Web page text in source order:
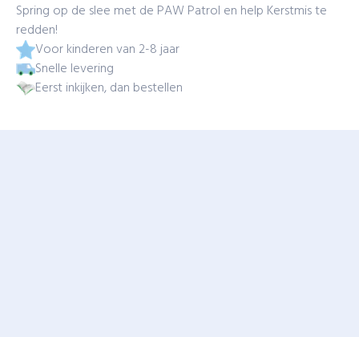
Spring op de slee met de PAW Patrol en help Kerstmis te
redden!
Voor kinderen van 2-8 jaar
Snelle levering
Eerst inkijken, dan bestellen